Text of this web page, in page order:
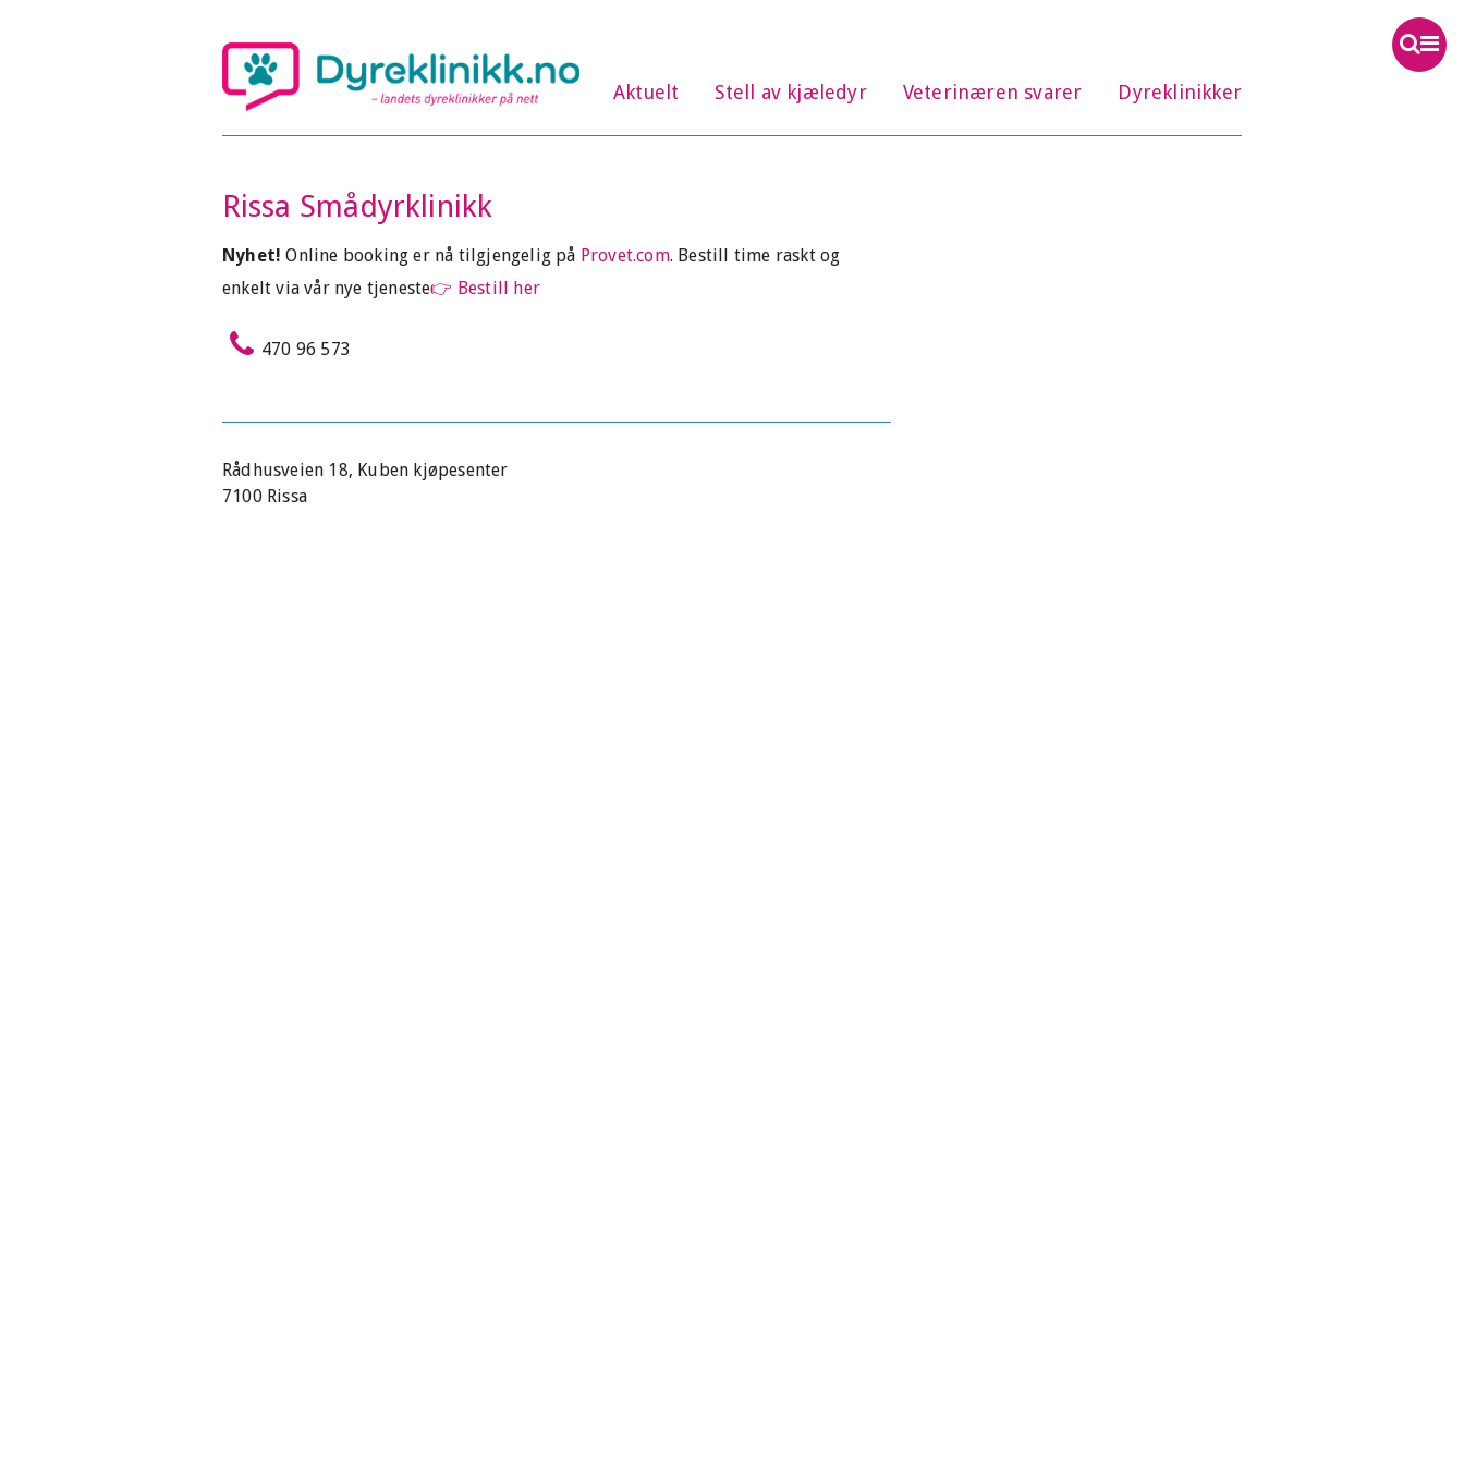
Aktuelt Stell av kjæledyr Veterinæren svarer Dyreklinikker
Rissa Smådyrklinikk
Nyhet! Online booking er nå tilgjengelig på Provet.com. Bestill time raskt og
enkelt via vår nye tjeneste👉 Bestill her
470 96 573
Rådhusveien 18, Kuben kjøpesenter
7100 Rissa